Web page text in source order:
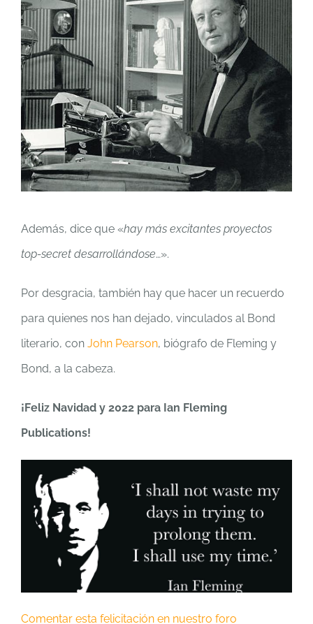
Además, dice que «hay más excitantes proyectos
top-secret desarrollándose…».
Por desgracia, también hay que hacer un recuerdo
para quienes nos han dejado, vinculados al Bond
literario, con John Pearson, biógrafo de Fleming y
Bond, a la cabeza.
¡Feliz Navidad y 2022 para Ian Fleming
Publications!
Comentar esta felicitación en nuestro foro